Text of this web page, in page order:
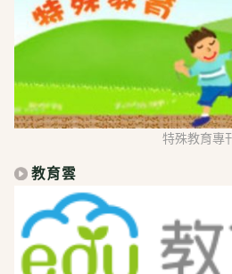
特殊教育專
教育雲